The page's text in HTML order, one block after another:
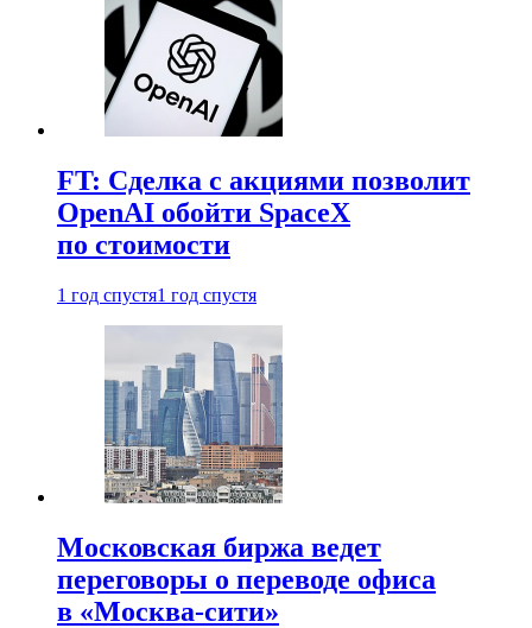
FT: Сделка с акциями позволит
OpenAI обойти SpaceX
по стоимости
1 год спустя1 год спустя
Московская биржа ведет
переговоры о переводе офиса
в «Москва-сити»